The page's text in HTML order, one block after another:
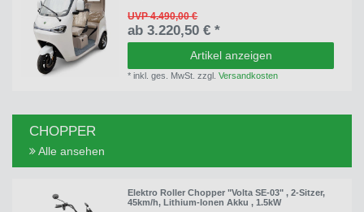
UVP 4.490,00 €
ab 3.220,50 € *
Artikel anzeigen
*inkl. ges. MwSt. zzgl.Versandkosten
CHOPPER
Alle ansehen
Elektro Roller Chopper "Volta SE-03" , 2-Sitzer,
45km/h, Lithium-Ionen Akku , 1.5kW